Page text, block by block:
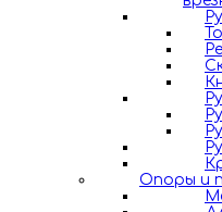
Опоры и